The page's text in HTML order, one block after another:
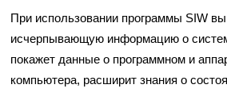
При использовании программы SIW
исчерпывающую информацию о
покажет данные о программном и
компьютера, расширит знания о